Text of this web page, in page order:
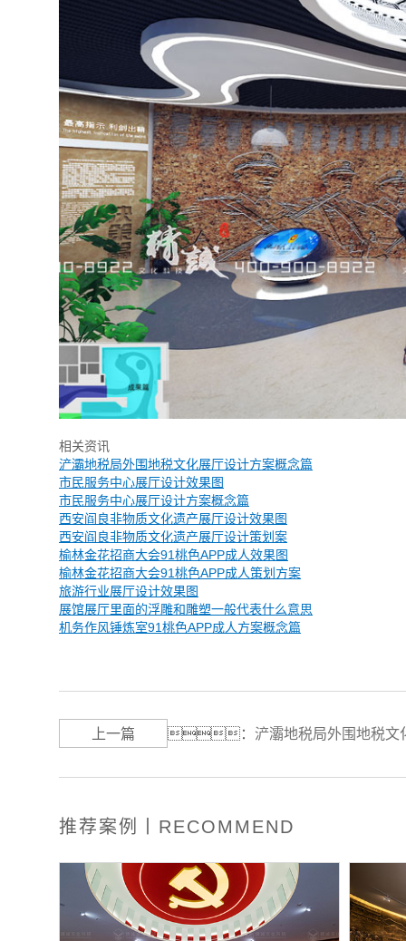
相关资讯
浐灞地税局外围地税文化展厅设计方案概念篇
市民服务中心展厅设计效果图
市民服务中心展厅设计方案概念篇
西安阎良非物质文化遗产展厅设计效果图
西安阎良非物质文化遗产展厅设计策划案
榆林金花招商大会91桃色APP成人效果图
榆林金花招商大会91桃色APP成人策划方案
旅游行业展厅设计效果图
展馆展厅里面的浮雕和雕塑一般代表什么意思
机务作风锤炼室91桃色APP成人方案概念篇
上一篇 ： 浐灞地税局外围地税文
推荐案例丨RECOMMEND